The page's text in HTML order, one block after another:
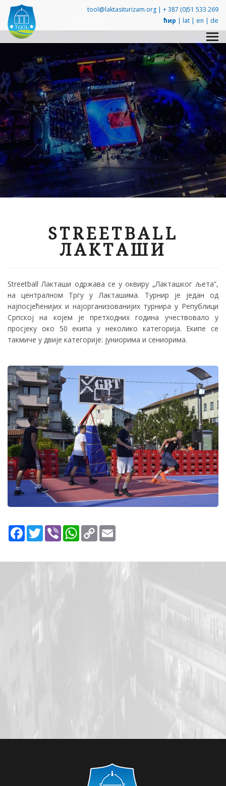
tool@laktasiturizam.org | + 387 (0)51 533 269
ћир | lat | en | de
STREETBALL
ЛАКТАШИ
Streetball Лакташи одржава се у оквиру „Лакташког љета“,
на централном Тргу у Лакташима. Турнир је један од
најпосјећенијих и најорганизованијих турнира у Републици
Српској на којем је претходних година учествовало у
просјеку око 50 екипа у неколико категорија. Екипе се
такмиче у двије категорије: јуниорима и сениорима.
Facebook
TwitterViber WhatsApp
Copy
Link